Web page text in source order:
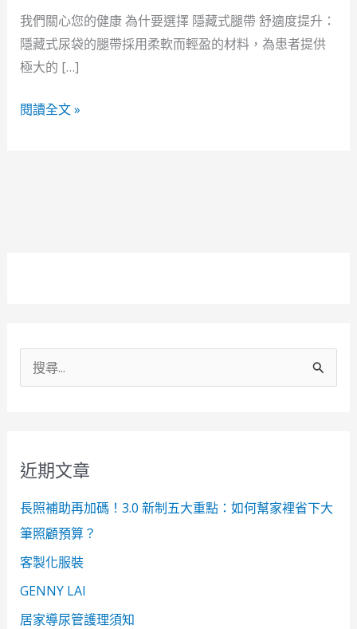
我們關心您的健康 為什要選擇 隱藏式腿帶 舒適度提升：
隱藏式尿袋的腿帶採用柔軟而輕盈的材料，為患者提供
極大的 […]
腿
帶
閱讀全文 »
字
近期文章
長照補助再加碼！3.0 新制五大重點：如何幫家裡省下大
筆照顧預算？
客製化服裝
GENNY LAI
居家導尿管護理須知